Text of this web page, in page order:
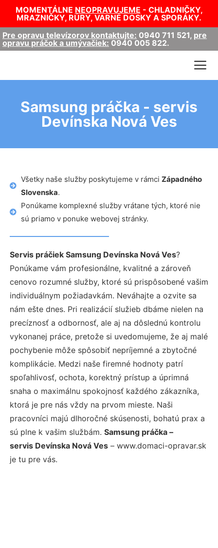
MOMENTÁLNE NEOPRAVUJEME - CHLADNIČKY,
MRAZNIČKY, RÚRY, VARNÉ DOSKY A SPORÁKY.
Pre opravu televízorov kontaktujte: 0940 711 521, pre
opravu práčok a umývačiek: 0940 005 822.
Samsung práčka - servis
Devínska Nová Ves
Všetky naše služby poskytujeme v rámci Západného
Slovenska.
Ponúkame komplexné služby vrátane tých, ktoré nie
sú priamo v ponuke webovej stránky.
Servis práčiek Samsung Devínska Nová Ves?
Ponúkame vám profesionálne, kvalitné a zároveň
cenovo rozumné služby, ktoré sú prispôsobené vašim
individuálnym požiadavkám. Neváhajte a ozvite sa
nám ešte dnes. Pri realizácií služieb dbáme nielen na
precíznosť a odbornosť, ale aj na dôslednú kontrolu
vykonanej práce, pretože si uvedomujeme, že aj malé
pochybenie môže spôsobiť nepríjemné a zbytočné
komplikácie. Medzi naše firemné hodnoty patrí
spoľahlivosť, ochota, korektný prístup a úprimná
snaha o maximálnu spokojnosť každého zákazníka,
ktorá je pre nás vždy na prvom mieste. Naši
pracovníci majú dlhoročné skúsenosti, bohatú prax a
sú plne k vašim službám. Samsung práčka –
servis Devínska Nová Ves – www.domaci-opravar.sk
je tu pre vás.